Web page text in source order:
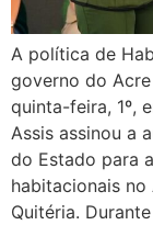
A política de
governo do
quinta-feira, 1º,
Assis assinou a
do Estado para
habitacionais
Quitéria.